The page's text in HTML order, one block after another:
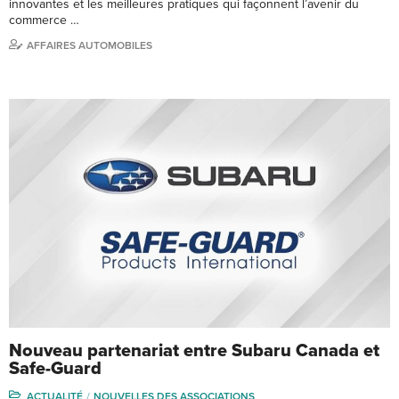
innovantes et les meilleures pratiques qui façonnent l’avenir du
commerce …
AFFAIRES AUTOMOBILES
Nouveau partenariat entre Subaru Canada et
Safe-Guard
ACTUALITÉ NOUVELLES DES ASSOCIATIONS